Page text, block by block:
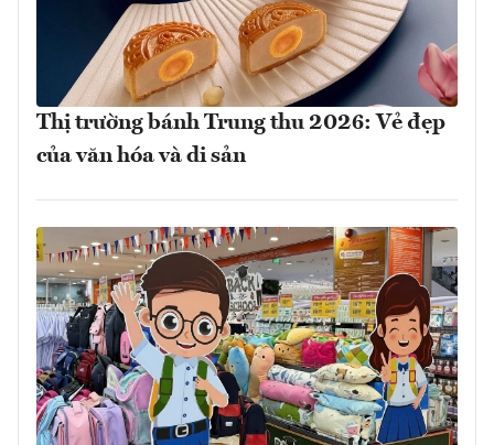
Thị trường bánh Trung thu 2026: Vẻ đẹp
của văn hóa và di sản